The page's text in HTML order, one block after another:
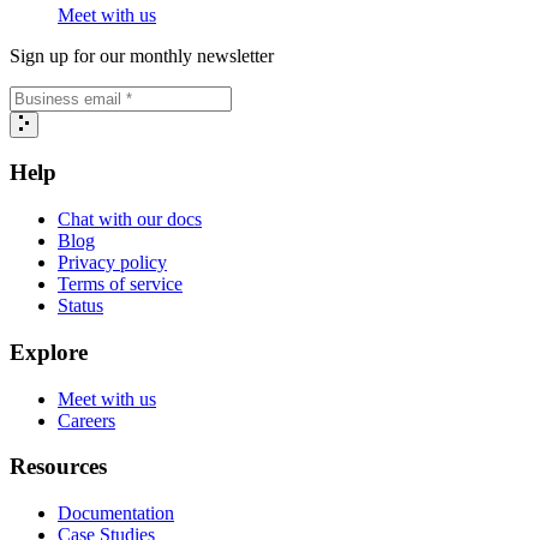
Meet with us
Sign up for our monthly newsletter
Help
Chat with our docs
Blog
Privacy policy
Terms of service
Status
Explore
Meet with us
Careers
Resources
Documentation
Case Studies